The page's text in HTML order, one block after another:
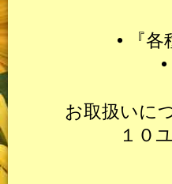
• 『
お取扱いに
１０